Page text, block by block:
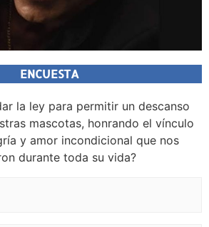
ENCUESTA
la ley para permitir un descanso
mascotas, honrando el vínculo
y amor incondicional que nos
durante toda su vida?